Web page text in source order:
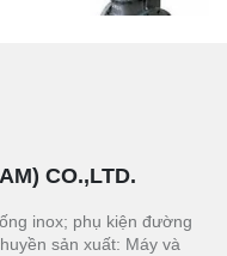
CO.,LTD.
inox; phụ kiện đường
sản xuất: Máy và